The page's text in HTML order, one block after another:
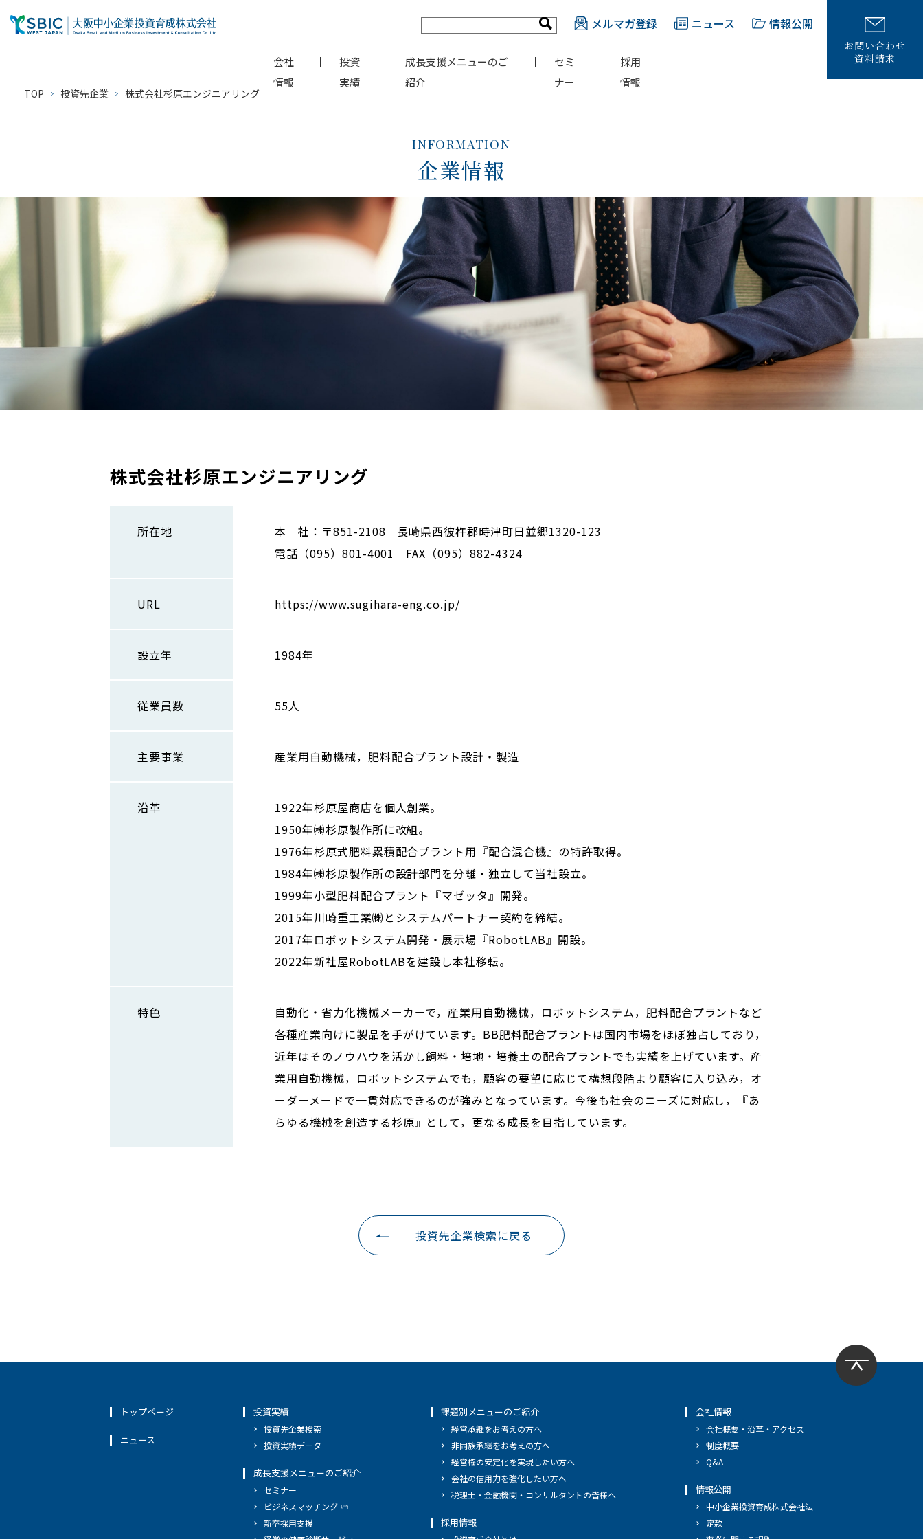
メルマガ登録 ニュース 情報公開
会社
情報
投資
実績
成長支援メニューのご
紹介
セミ
ナー
採用
情報
お問い合わせ
資料請求
TOP 投資先企業 株式会社杉原エンジニアリング
INFORMATION
企業情報
株式会社杉原エンジニアリング
所在地
本 社：〒851-2108 長崎県西彼杵郡時津町日並郷1320-123
電話（095）801-4001 FAX（095）882-4324
URL https://www.sugihara-eng.co.jp/
設立年 1984年
従業員数 55人
主要事業 産業用自動機械，肥料配合プラント設計・製造
沿革
1922年杉原屋商店を個人創業。
1950年㈱杉原製作所に改組。
1976年杉原式肥料累積配合プラント用『配合混合機』の特許取得。
1984年㈱杉原製作所の設計部門を分離・独立して当社設立。
1999年小型肥料配合プラント『マゼッタ』開発。
2015年川崎重工業㈱とシステムパートナー契約を締結。
2017年ロボットシステム開発・展示場『RobotLAB』開設。
2022年新社屋RobotLABを建設し本社移転。
特色
自動化・省力化機械メーカーで，産業用自動機械，ロボットシステム，肥料配合プラントなど
各種産業向けに製品を手がけています。BB肥料配合プラントは国内市場をほぼ独占しており，
近年はそのノウハウを活かし飼料・培地・培養土の配合プラントでも実績を上げています。産
業用自動機械，ロボットシステムでも，顧客の要望に応じて構想段階より顧客に入り込み，オ
ーダーメードで一貫対応できるのが強みとなっています。今後も社会のニーズに対応し，『あ
らゆる機械を創造する杉原』として，更なる成長を目指しています。
投資先企業検索に戻る
トップページ
ニュース
投資実績
投資先企業検索
投資実績データ
成長支援メニューのご紹介
セミナー
ビジネスマッチング
新卒採用支援
課題別メニューのご紹介
経営承継をお考えの方へ
非同族承継をお考えの方へ
経営権の安定化を実現したい方へ
会社の信用力を強化したい方へ
税理士・金融機関・コンサルタントの皆様へ
採用情報
会社情報
会社概要・沿革・アクセス
制度概要
Q&A
情報公開
中小企業投資育成株式会社法
定款